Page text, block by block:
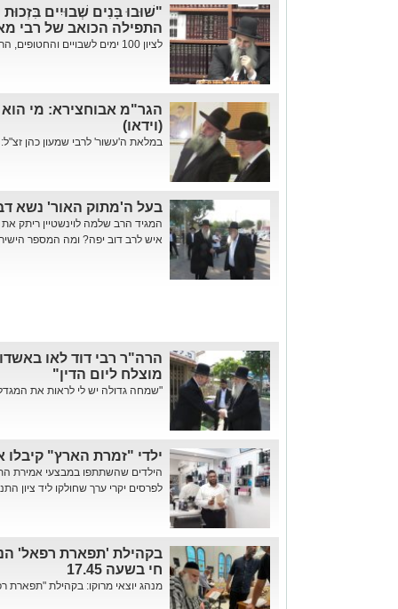
"שׁוּבוּ בָּנִים שְׁבוּיִים
התפילה הכואב של רבי
לציון 100 ימים לשבויים והחטופים, הרה"ג רבי מאיר אבוחצירא רבה של ...
הגר"מ אבוחצירא: מי
(וידאו)
במלאת ה'עשור' לרבי שמעון כהן
בעל ה'מתוק האור' נשא
המגיד הרב שלמה לוינשטיין ריתק
איש לרב דוב יפה? ומה המספר
הרה"ר רבי דוד לאו
מוצלח ליום הדין"
"שמחה גדולה יש לי לראות את
ילדי "זמרת הארץ"
הילדים שהשתתפו במבצעי אמירת
לפרסים יקרי ערך שחולקו ליד ציון
בקהילת 'תפארת רפאל'
חי בשעה 17.45
מנהג יוצאי מרוקו: בקהילת "תפארת